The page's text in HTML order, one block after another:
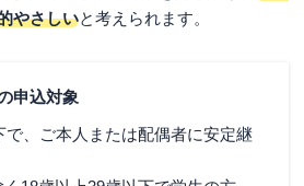
やさしいと考えられます。
申込対象
で、ご本人または配偶者に安定継